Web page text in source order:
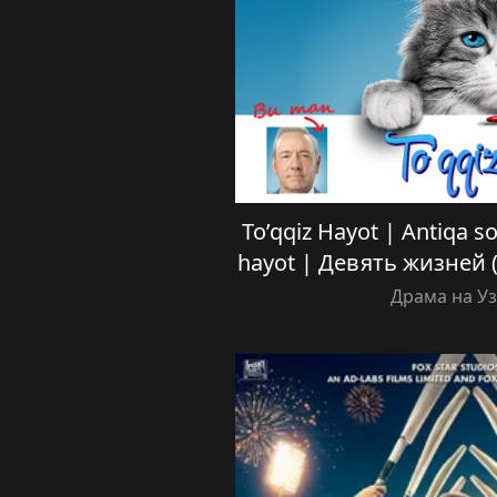
To’qqiz Hayot | Antiqa
hayot | Девять жизней
Драма на